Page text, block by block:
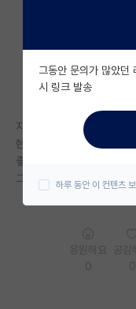
자유 게시판(아무
미국 유학 게시판
미국 대학원 합격
대학원생 모집 게시
연구실(PI) 홍보 게
지거국 컴공다니고 있는 3
현재 학점은 4.4정도 되고,
좋아보이는 랩실에 계신 분
그래서 이정도 스펙으로는
그동안 문의가 많았던
시 링크 발송
하루 동안 이 컨텐츠 보